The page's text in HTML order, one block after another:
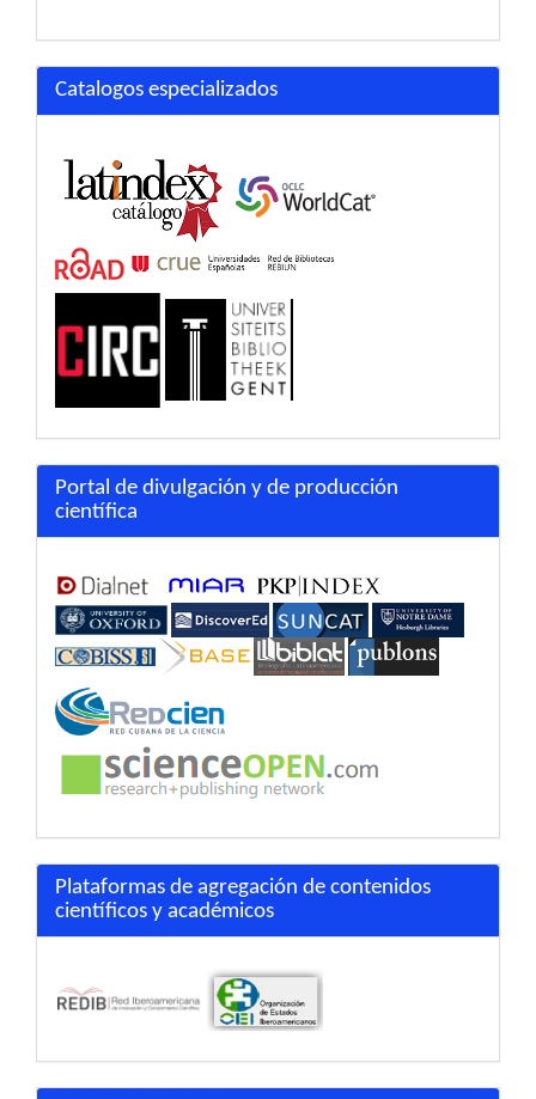
Catalogos especializados
Portal de divulgación y de producción
científica
Plataformas de agregación de contenidos
científicos y académicos